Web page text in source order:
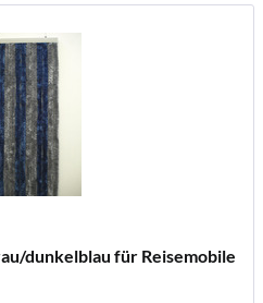
dunkelblau für Reisemobile